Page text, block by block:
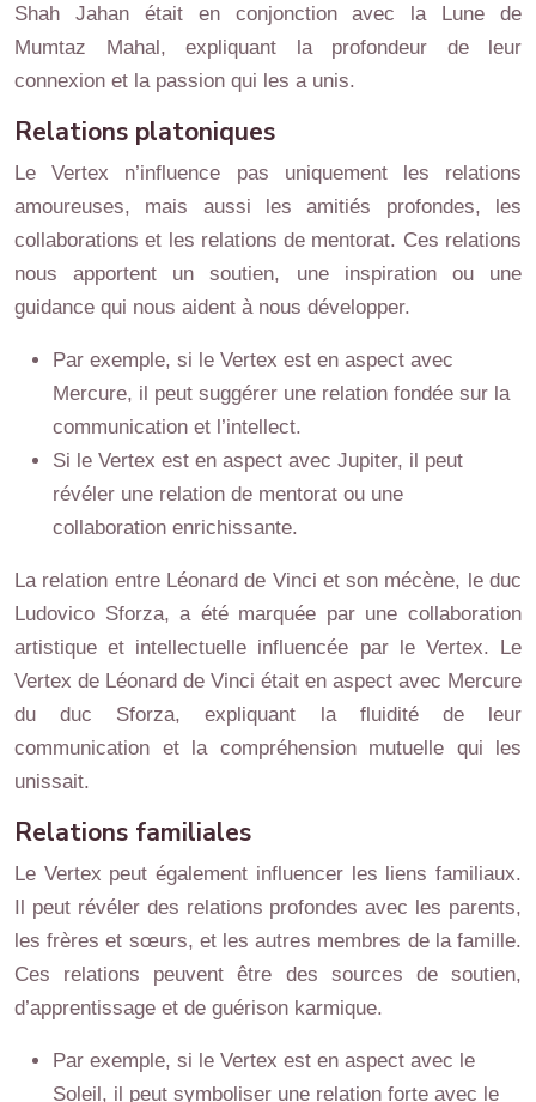
Shah Jahan était en conjonction avec la Lune de
Mumtaz Mahal, expliquant la profondeur de leur
connexion et la passion qui les a unis.
Relations platoniques
Le Vertex n’influence pas uniquement les relations
amoureuses, mais aussi les amitiés profondes, les
collaborations et les relations de mentorat. Ces relations
nous apportent un soutien, une inspiration ou une
guidance qui nous aident à nous développer.
Par exemple, si le Vertex est en aspect avec
Mercure, il peut suggérer une relation fondée sur la
communication et l’intellect.
Si le Vertex est en aspect avec Jupiter, il peut
révéler une relation de mentorat ou une
collaboration enrichissante.
La relation entre Léonard de Vinci et son mécène, le duc
Ludovico Sforza, a été marquée par une collaboration
artistique et intellectuelle influencée par le Vertex. Le
Vertex de Léonard de Vinci était en aspect avec Mercure
du duc Sforza, expliquant la fluidité de leur
communication et la compréhension mutuelle qui les
unissait.
Relations familiales
Le Vertex peut également influencer les liens familiaux.
Il peut révéler des relations profondes avec les parents,
les frères et sœurs, et les autres membres de la famille.
Ces relations peuvent être des sources de soutien,
d’apprentissage et de guérison karmique.
Par exemple, si le Vertex est en aspect avec le
Soleil, il peut symboliser une relation forte avec le